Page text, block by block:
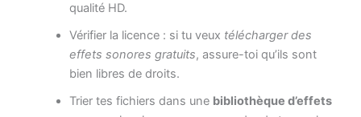
qualité HD.
Vérifier la licence : si tu veux télécharger des
effets sonores gratuits, assure-toi qu’ils sont
bien libres de droits.
Trier tes fichiers dans une bibliothèque d’effets